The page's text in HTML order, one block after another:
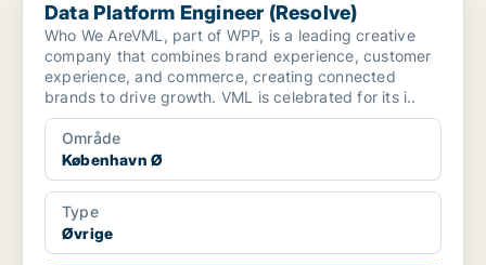
Data Platform Engineer (Resolve)
Who We AreVML, part of WPP, is a leading creative
company that combines brand experience, customer
experience, and commerce, creating connected
brands to drive growth. VML is celebrated for its i..
Område
København Ø
Type
Øvrige